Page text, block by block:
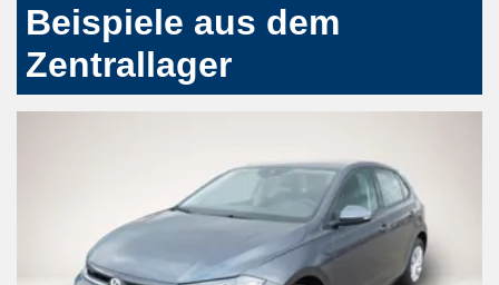
Beispiele aus dem
Zentrallager